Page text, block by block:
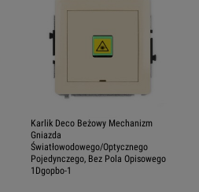
Karlik Deco Beżowy Mechanizm
Gniazda
Światłowodowego/Optycznego
Pojedynczego, Bez Pola Opisowego
1Dgopbo-1